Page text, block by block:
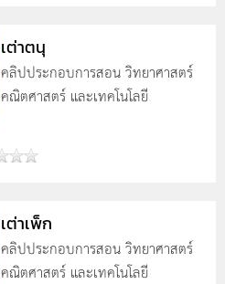
เต่าตนุ
คลิปประกอบการสอน วิทยาศาสตร์
คณิตศาสตร์ และเทคโนโลยี
เต่าเพ็ก
คลิปประกอบการสอน วิทยาศาสตร์
คณิตศาสตร์ และเทคโนโลยี